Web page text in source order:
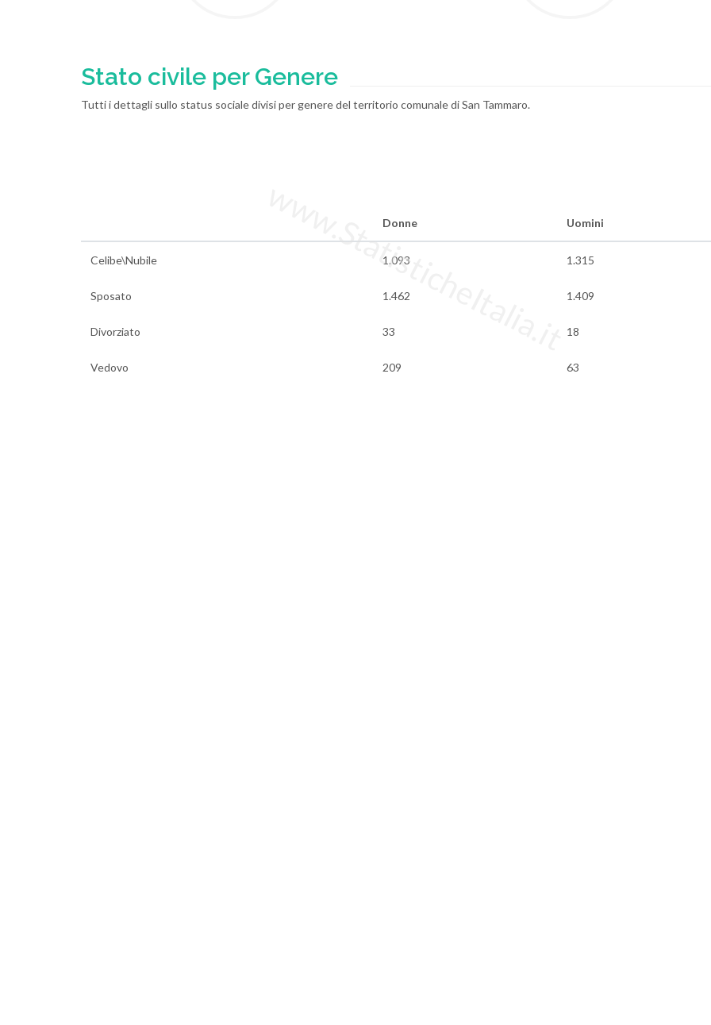
Stato civile per Genere
Tutti i dettagli sullo status sociale divisi per genere del territorio comunale di San Tammaro.
Donne Uomini
Celibe\Nubile 1.093 1.315
Sposato 1.462 1.409
Divorziato 33 18
Vedovo 209 63
www.StatisticheItalia.it